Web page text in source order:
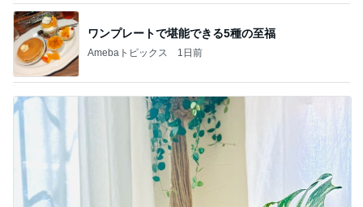
ワンプレートで堪能できる5種の至福
Amebaトピックス 1日前